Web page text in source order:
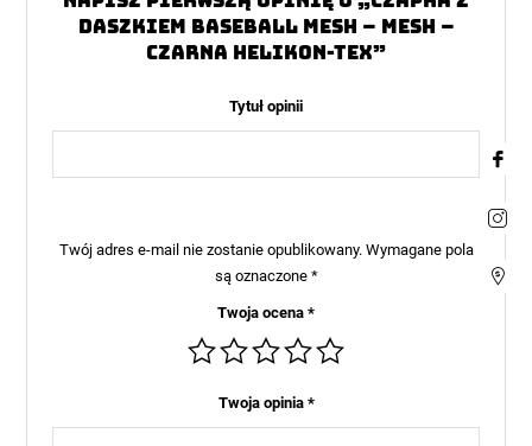
daszkiem Baseball Mesh – Mesh –
Czarna Helikon-Tex”
Tytuł opinii
Twój adres e-mail nie zostanie opublikowany. Wymagane pola
są oznaczone *
Twoja ocena *
Twoja opinia *